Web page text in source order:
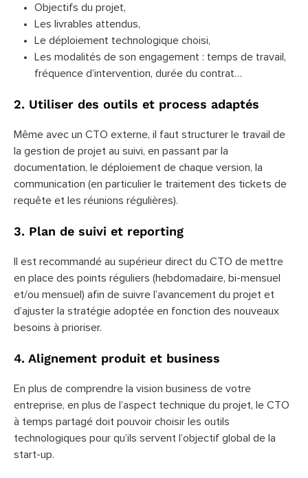
Objectifs du projet,
Les livrables attendus,
Le déploiement technologique choisi,
Les modalités de son engagement : temps de travail,
fréquence d’intervention, durée du contrat…
2. Utiliser des outils et process adaptés
Même avec un CTO externe, il faut structurer le travail de
la gestion de projet au suivi, en passant par la
documentation, le déploiement de chaque version, la
communication (en particulier le traitement des tickets de
requête et les réunions régulières).
3. Plan de suivi et reporting
Il est recommandé au supérieur direct du CTO de mettre
en place des points réguliers (hebdomadaire, bi-mensuel
et/ou mensuel) afin de suivre l’avancement du projet et
d’ajuster la stratégie adoptée en fonction des nouveaux
besoins à prioriser.
4. Alignement produit et business
En plus de comprendre la vision business de votre
entreprise, en plus de l’aspect technique du projet, le CTO
à temps partagé doit pouvoir choisir les outils
technologiques pour qu’ils servent l’objectif global de la
start-up.